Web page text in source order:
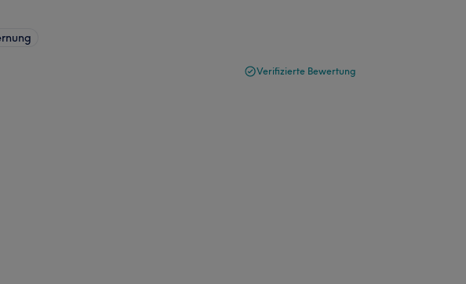
Verifizierte Bewertung